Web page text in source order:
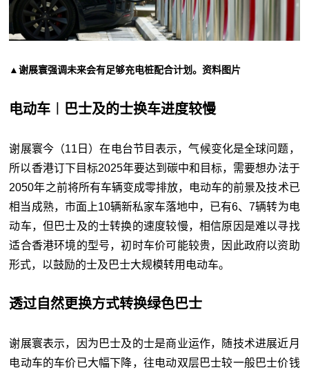
▲谢展寰强调未来会有足够充电桩配合计划。资料图片
电动车︱巴士及的士换车进度较慢
谢展寰今（11日）在电台节目表示，气候变化是全球问题，
所以香港订下目标2025年要达到碳中和目标，需要想办法于
2050年之前将所有车辆变成零排放，电动车的前景及技术已
相当成熟，市面上10辆新私家车落地中，已有6、7辆转为电
动车，但巴士及的士转换的速度较慢，相信原因是难以寻找
适合香港环境的型号，初时车价可能较贵，因此政府以资助
形式，以鼓励的士及巴士大规模转用电动车。
透过自然更换方式转换绿色巴士
谢展寰表示，因为巴士及的士是商业运作，随技术进展近月
电动车的车价已大幅下降，往电动双层巴士较一般巴士价钱